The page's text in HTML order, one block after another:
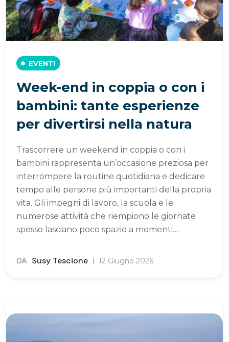
EVENTI
Week-end in coppia o con i
bambini: tante esperienze
per divertirsi nella natura
Trascorrere un weekend in coppia o con i
bambini rappresenta un’occasione preziosa per
interrompere la routine quotidiana e dedicare
tempo alle persone più importanti della propria
vita. Gli impegni di lavoro, la scuola e le
numerose attività che riempiono le giornate
spesso lasciano poco spazio a momenti…
DA Susy Tescione 12 Giugno 2026